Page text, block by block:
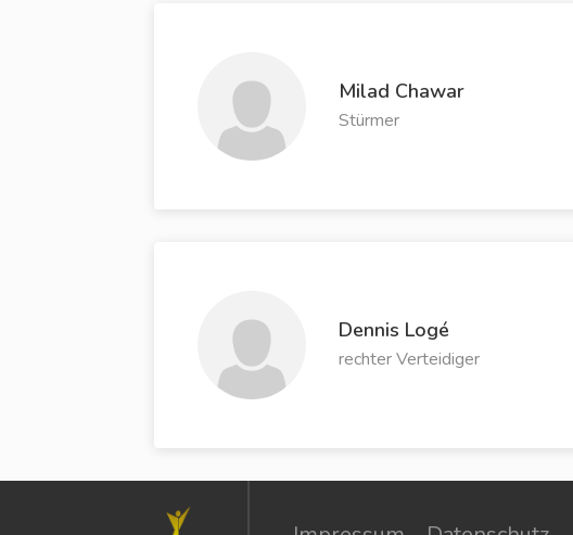
Milad Chawar
Stürmer
Dennis Logé
rechter Verteidiger